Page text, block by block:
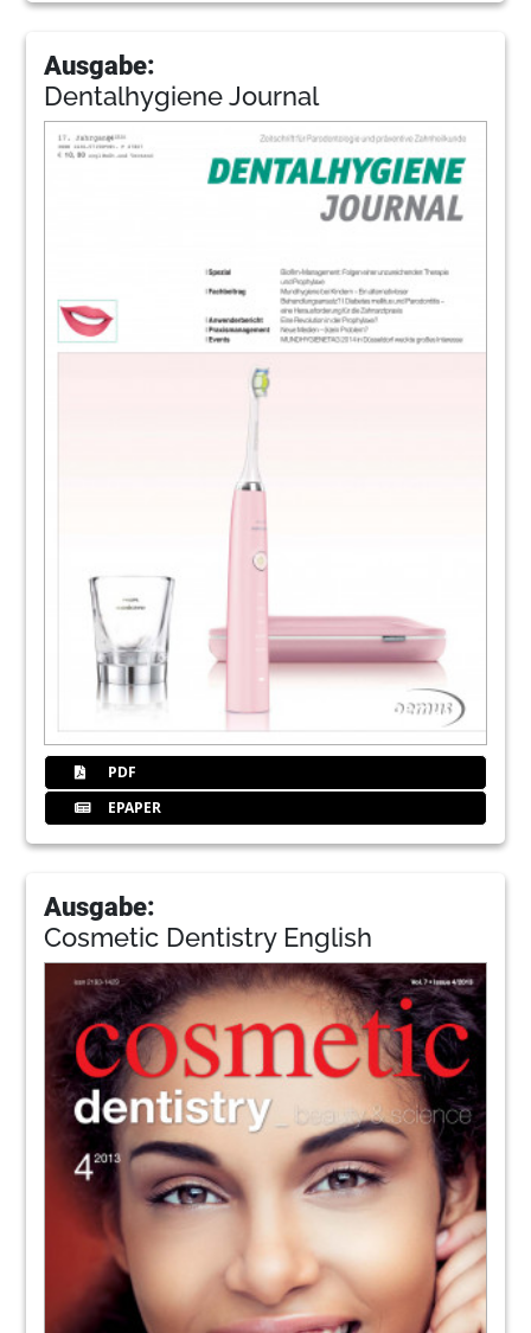
Ausgabe:
Dentalhygiene Journal
PDF
EPAPER
Ausgabe:
Cosmetic Dentistry English